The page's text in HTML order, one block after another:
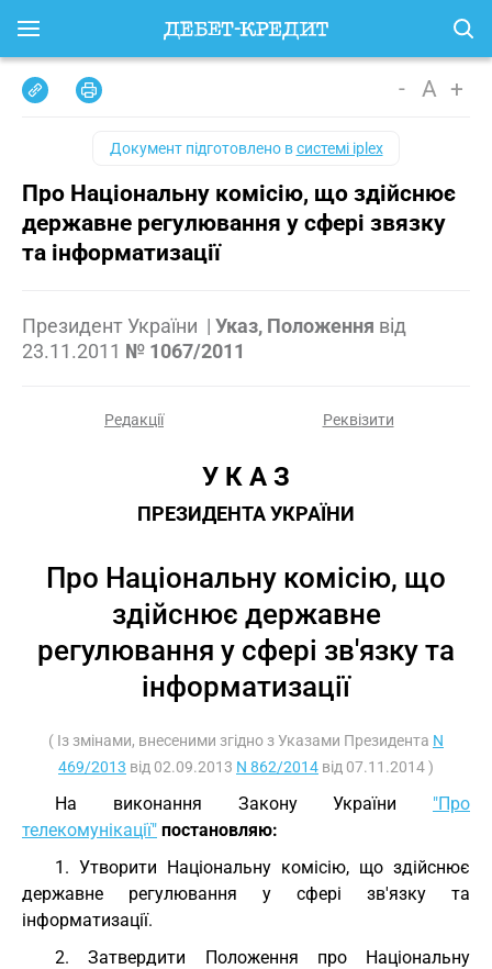
- A +
Документ підготовлено всистемі iplex
Про Національну комісію, що здійснює
державне регулювання у сфері звязку
та інформатизації
Президент України | Указ, Положення від
23.11.2011 № 1067/2011
Редакції Реквізити
У К А З
ПРЕЗИДЕНТА УКРАЇНИ
Про Національну комісію, що
здійснює державне
регулювання у сфері зв'язку та
інформатизації
( Із змінами, внесеними згідно з Указами Президента N
469/2013 від 02.09.2013 N 862/2014 від 07.11.2014 )
На виконання Закону України "Про
телекомунікації" постановляю:
1. Утворити Національну комісію, що здійснює
державне регулювання у сфері зв'язку та
інформатизації.
2. Затвердити Положення про Національну